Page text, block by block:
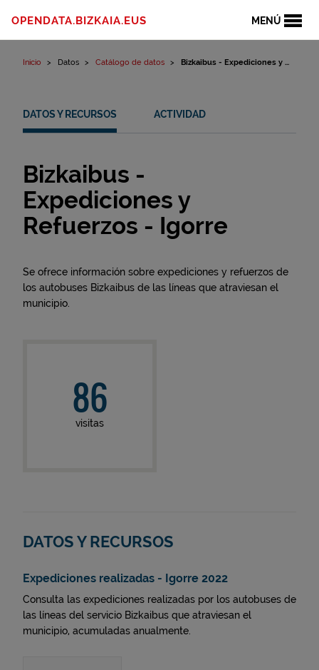
MENÚ
OPENDATA.BIZKAIA.EUS
Inicio Datos Catálogo de datos Bizkaibus - Expediciones y ...
DATOS Y RECURSOS ACTIVIDAD
Bizkaibus -
Expediciones y
Refuerzos - Igorre
Se ofrece información sobre expediciones y refuerzos de
los autobuses Bizkaibus de las líneas que atraviesan el
municipio.
86
visitas
DATOS Y RECURSOS
Expediciones realizadas - Igorre 2022
Consulta las expediciones realizadas por los autobuses de
las líneas del servicio Bizkaibus que atraviesan el
municipio, acumuladas anualmente.